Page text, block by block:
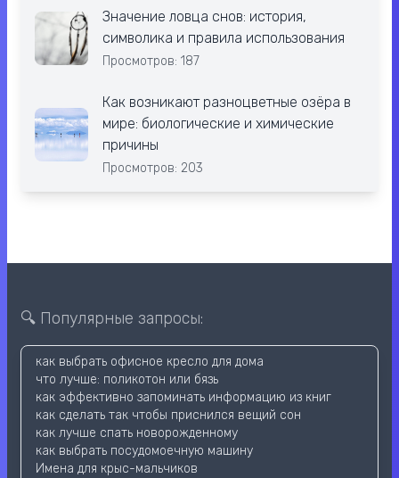
Значение ловца снов: история,
символика и правила использования
Просмотров: 187
Как возникают разноцветные озёра в
мире: биологические и химические
причины
Просмотров: 203
🔍 Популярные запросы:
как выбрать офисное кресло для дома
что лучше: поликотон или бязь
как эффективно запоминать информацию из книг
как сделать так чтобы приснился вещий сон
как лучше спать новорожденному
как выбрать посудомоечную машину
Имена для крыс-мальчиков